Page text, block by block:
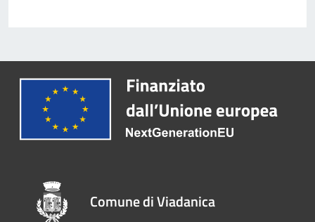
Comune di Viadanica